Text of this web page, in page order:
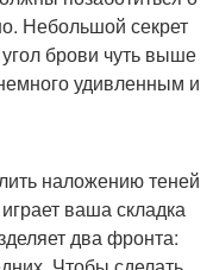
Небольшой секрет
брови чуть выше
удивленным и
наложению теней
ваша складка
два фронта: